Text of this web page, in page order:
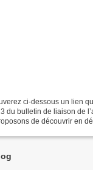
ci-dessous un lien
du bulletin de liaison de
de découvrir en